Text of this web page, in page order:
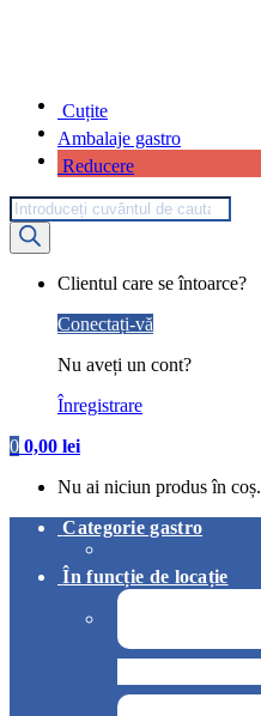
Cuțite
Ambalaje gastro
Reducere
Products
search
Clientul care se întoarce?
Conectați-vă
Nu aveți un cont?
Înregistrare
0 0,00 lei
Nu ai niciun produs în coș.
Categorie gastro
În funcție de locație